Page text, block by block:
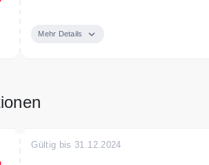
Mehr Details
Gültig bis 31.12.2024